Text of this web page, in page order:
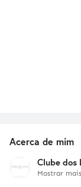
Acerca de mim
Clube dos
Mostrar mais